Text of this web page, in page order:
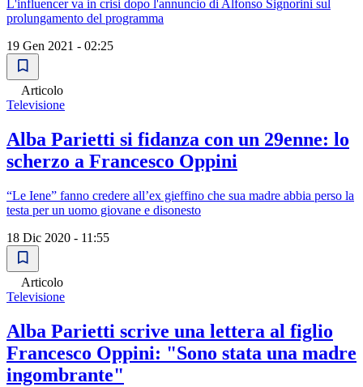
L'influencer va in crisi dopo l'annuncio di Alfonso Signorini sul
prolungamento del programma
19 Gen 2021 - 02:25
Articolo
Televisione
Alba Parietti si fidanza con un 29enne: lo
scherzo a Francesco Oppini
“Le Iene” fanno credere all’ex gieffino che sua madre abbia perso la
testa per un uomo giovane e disonesto
18 Dic 2020 - 11:55
Articolo
Televisione
Alba Parietti scrive una lettera al figlio
Francesco Oppini: "Sono stata una madre
ingombrante"